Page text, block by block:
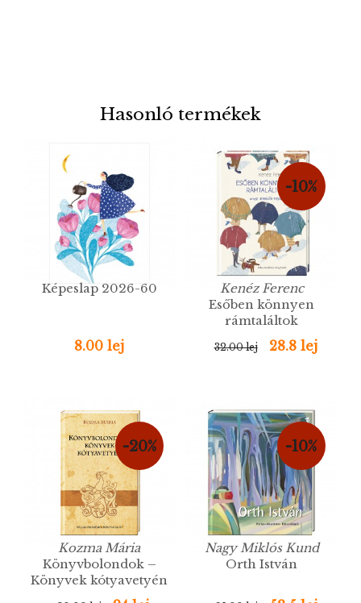
Hasonló termékek
Képeslap 2026-60
8.00 lej
-10%
Kenéz Ferenc
Esőben könnyen
rámtaláltok
32.00 lej 28.8 lej
-20%
Kozma Mária
Könyvbolondok –
Könyvek kótyavetyén
-10%
Nagy Miklós Kund
Orth István